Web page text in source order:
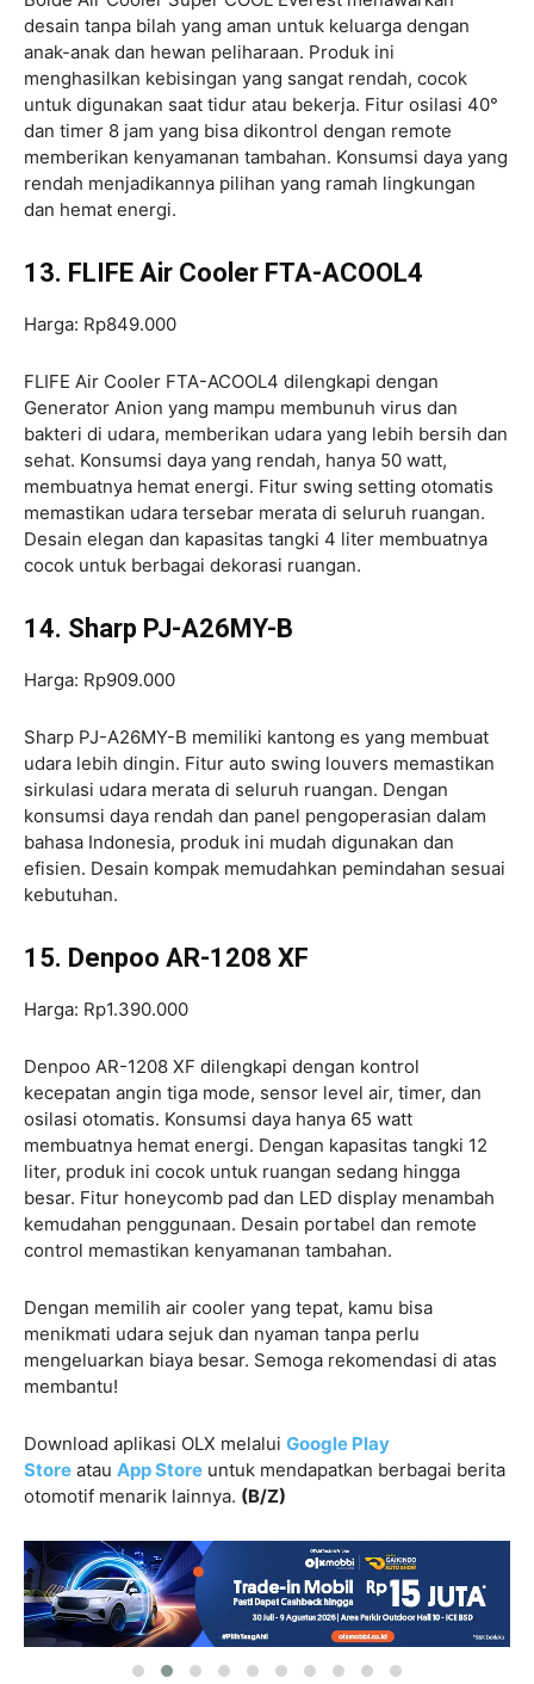
desain tanpa bilah yang aman untuk keluarga dengan
anak-anak dan hewan peliharaan. Produk ini
menghasilkan kebisingan yang sangat rendah, cocok
untuk digunakan saat tidur atau bekerja. Fitur osilasi 40°
dan timer 8 jam yang bisa dikontrol dengan remote
memberikan kenyamanan tambahan. Konsumsi daya yang
rendah menjadikannya pilihan yang ramah lingkungan
dan hemat energi.
13. FLIFE Air Cooler FTA-ACOOL4
Harga: Rp849.000
FLIFE Air Cooler FTA-ACOOL4 dilengkapi dengan
Generator Anion yang mampu membunuh virus dan
bakteri di udara, memberikan udara yang lebih bersih dan
sehat. Konsumsi daya yang rendah, hanya 50 watt,
membuatnya hemat energi. Fitur swing setting otomatis
memastikan udara tersebar merata di seluruh ruangan.
Desain elegan dan kapasitas tangki 4 liter membuatnya
cocok untuk berbagai dekorasi ruangan.
14. Sharp PJ-A26MY-B
Harga: Rp909.000
Sharp PJ-A26MY-B memiliki kantong es yang membuat
udara lebih dingin. Fitur auto swing louvers memastikan
sirkulasi udara merata di seluruh ruangan. Dengan
konsumsi daya rendah dan panel pengoperasian dalam
bahasa Indonesia, produk ini mudah digunakan dan
efisien. Desain kompak memudahkan pemindahan sesuai
kebutuhan.
15. Denpoo AR-1208 XF
Harga: Rp1.390.000
Denpoo AR-1208 XF dilengkapi dengan kontrol
kecepatan angin tiga mode, sensor level air, timer, dan
osilasi otomatis. Konsumsi daya hanya 65 watt
membuatnya hemat energi. Dengan kapasitas tangki 12
liter, produk ini cocok untuk ruangan sedang hingga
besar. Fitur honeycomb pad dan LED display menambah
kemudahan penggunaan. Desain portabel dan remote
control memastikan kenyamanan tambahan.
Dengan memilih air cooler yang tepat, kamu bisa
menikmati udara sejuk dan nyaman tanpa perlu
mengeluarkan biaya besar. Semoga rekomendasi di atas
membantu!
Download aplikasi OLX melalui Google Play
Store atau App Store untuk mendapatkan berbagai berita
otomotif menarik lainnya. (B/Z)